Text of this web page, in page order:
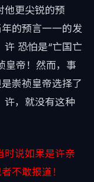
他更尖锐的预
的预言一一的发
许 恐怕是“亡国亡
皇帝！然而，事
崇祯皇帝选择了
许，就没有这种
时说如果是许亲
不敢报道！